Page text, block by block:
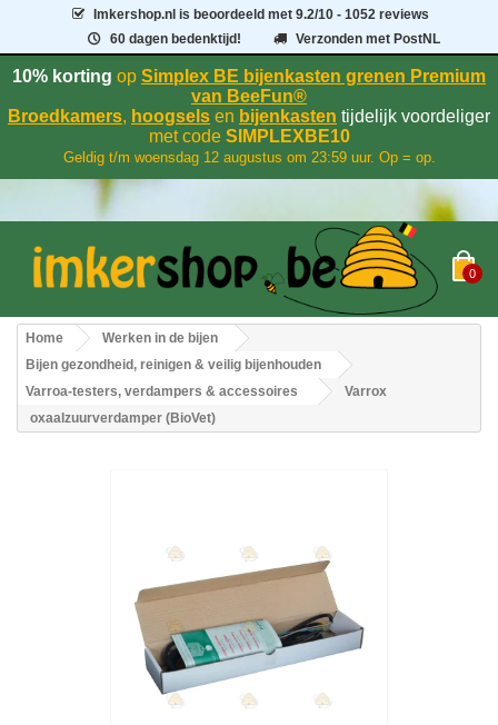
Imkershop.nl is beoordeeld met9.2/10 - 1052 reviews
60 dagen bedenktijd!
Verzonden met PostNL
10% korting op Simplex BE bijenkasten grenen Premium
van BeeFun®
Broedkamers, hoogsels en bijenkasten tijdelijk voordeliger
met codeSIMPLEXBE10
Geldig t/m woensdag 12 augustus om 23:59 uur. Op = op.
0
Home
Werken in de bijen
Bijen gezondheid, reinigen & veilig bijenhouden
Varroa-testers, verdampers & accessoires
Varrox
oxaalzuurverdamper (BioVet)